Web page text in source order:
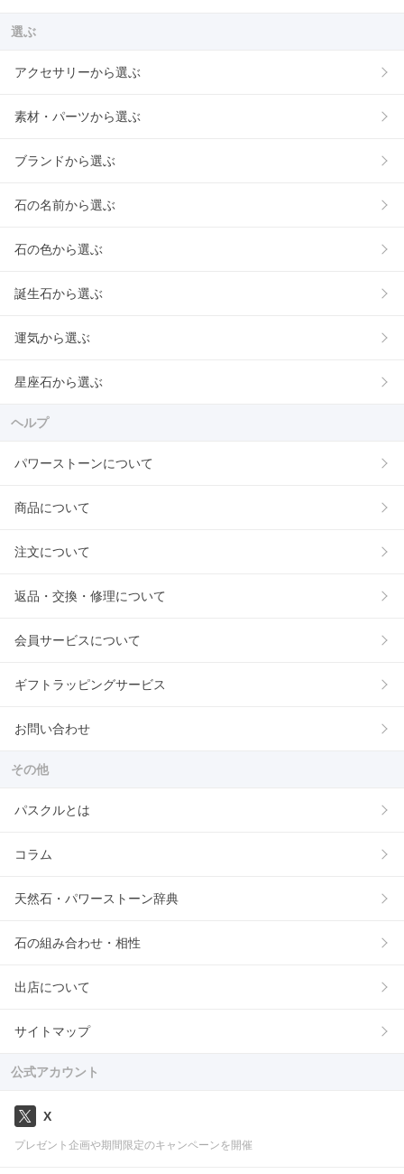
選ぶ
アクセサリーから選ぶ
素材・パーツから選ぶ
ブランドから選ぶ
石の名前から選ぶ
石の色から選ぶ
誕生石から選ぶ
運気から選ぶ
星座石から選ぶ
ヘルプ
パワーストーンについて
商品について
注文について
返品・交換・修理について
会員サービスについて
ギフトラッピングサービス
お問い合わせ
その他
パスクルとは
コラム
天然石・パワーストーン辞典
石の組み合わせ・相性
出店について
サイトマップ
公式アカウント
X
プレゼント企画や期間限定のキャンペーンを開催